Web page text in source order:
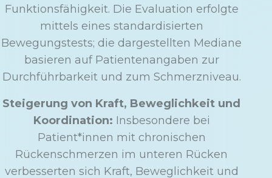
Funktionsfähigkeit. Die Evaluation erfolgte
mittels eines standardisierten
Bewegungstests; die dargestellten Mediane
basieren auf Patientenangaben zur
Durchführbarkeit und zum Schmerzniveau.
Steigerung von Kraft, Beweglichkeit und
Koordination: Insbesondere bei
Patient*innen mit chronischen
Rückenschmerzen im unteren Rücken
verbesserten sich Kraft, Beweglichkeit und